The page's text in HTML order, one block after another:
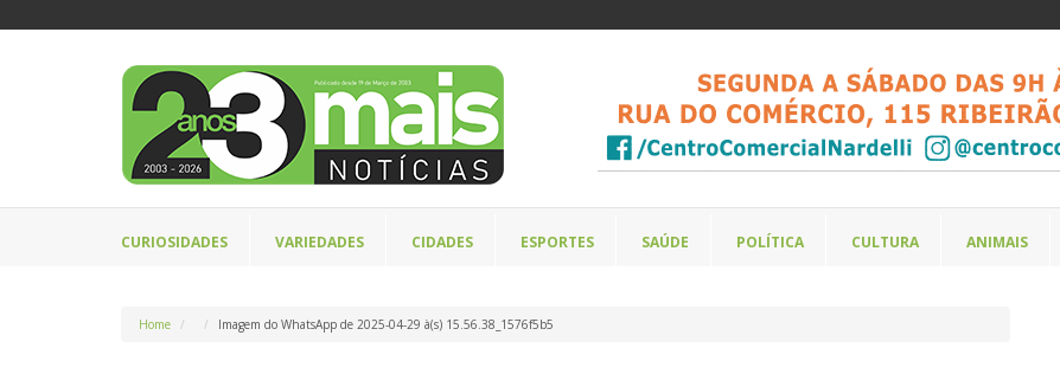
CURIOSIDADES VARIEDADES CIDADES ESPORTES SAÚDE POLÍTICA CULTURA ANIMAIS
Home Imagem do WhatsApp de 2025-04-29 à(s) 15.56.38_1576f5b5